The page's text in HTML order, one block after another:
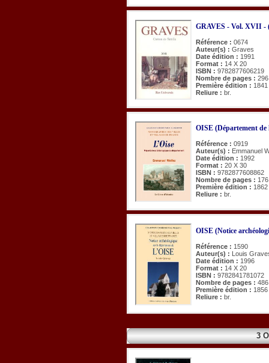
GRAVES - Vol. XVII -
Référence : 0674
Auteur(s) : Graves
Date édition : 1991
Format : 14 X 20
ISBN : 9782877606219
Nombre de pages : 296
Première édition : 1841
Reliure : br.
OISE (Département de
Référence : 0919
Auteur(s) : Emmanuel
Date édition : 1992
Format : 20 X 30
ISBN : 9782877608862
Nombre de pages : 176
Première édition : 1862
Reliure : br.
OISE (Notice
Référence : 1590
Auteur(s) : Louis
Date édition : 1996
Format : 14 X 20
ISBN : 9782841781072
Nombre de pages : 486
Première édition : 1856
Reliure : br.
3